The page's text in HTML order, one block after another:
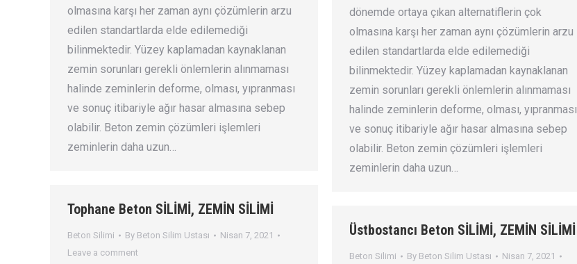
olmasına karşı her zaman aynı çözümlerin arzu
edilen standartlarda elde edilemediği
bilinmektedir. Yüzey kaplamadan kaynaklanan
zemin sorunları gerekli önlemlerin alınmaması
halinde zeminlerin deforme, olması, yıpranması
ve sonuç itibariyle ağır hasar almasına sebep
olabilir. Beton zemin çözümleri işlemleri
zeminlerin daha uzun…
dönemde ortaya çıkan alternatiflerin çok
olmasına karşı her zaman aynı çözümlerin arzu
edilen standartlarda elde edilemediği
bilinmektedir. Yüzey kaplamadan kaynaklanan
zemin sorunları gerekli önlemlerin alınmaması
halinde zeminlerin deforme, olması, yıpranması
ve sonuç itibariyle ağır hasar almasına sebep
olabilir. Beton zemin çözümleri işlemleri
zeminlerin daha uzun…
Tophane Beton SİLİMİ, ZEMİN SİLİMİ
Beton Silimi By Beton Silim Ustası
Nisan 7, 2021
Leave a comment
Üstbostancı Beton SİLİMİ, ZEMİN SİLİMİ
Beton Silimi By Beton Silim Ustası
Nisan 7, 2021